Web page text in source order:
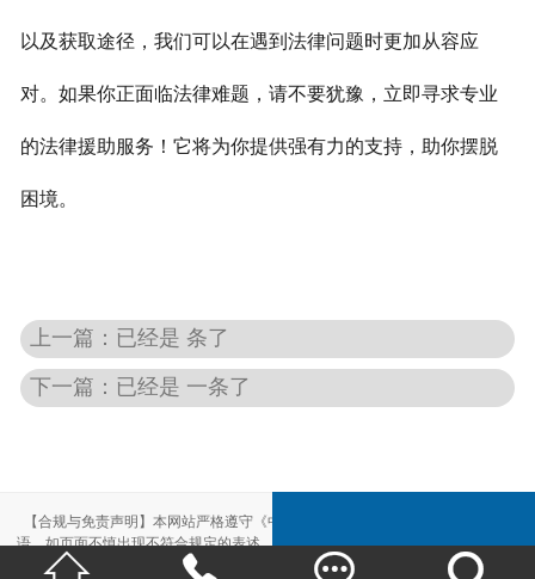
以及获取途径，我们可以在遇到法律问题时更加从容应
对。 如果你正面临法律难题，请不要犹豫，立即寻求专业
的法律援助服务！它将为你提供强有力的支持，助你摆脱
困境。
上一篇：已经是 条了
下一篇：已经是 一条了
   
【合规与免责声明】本网站严格遵守《中华人民共和国广告法》，尽力规范用
语。如页面不慎出现不符合规定的表述，敬请联系我们，将立即更正；相关内容
仅供参考，不构成交易依据。